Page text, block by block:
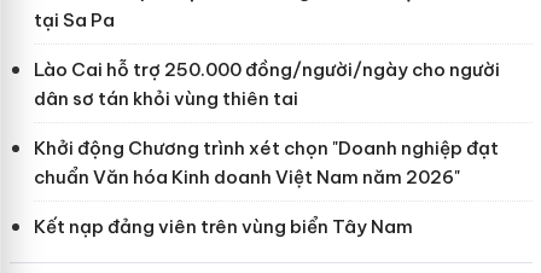
tại Sa Pa
Lào Cai hỗ trợ 250.000 đồng/người/ngày cho người
dân sơ tán khỏi vùng thiên tai
Khởi động Chương trình xét chọn "Doanh nghiệp đạt
chuẩn Văn hóa Kinh doanh Việt Nam năm 2026"
Kết nạp đảng viên trên vùng biển Tây Nam